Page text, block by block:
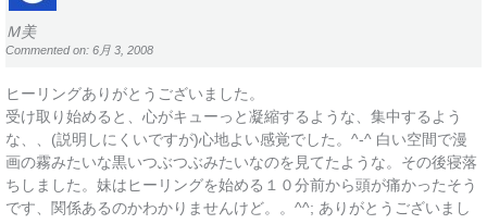
Ｍ美
Commented on: 6月 3, 2008
ヒーリングありがとうございました。
受け取り始めると、心がキューっと凝縮するような、集中するよう
な、、(説明しにくいですが)心地よい感覚でした。^-^ 白い空間で漫
画の霧みたいな黒いつぶつぶみたいなのを見てたような。その後寝落
ちしました。妹はヒーリングを始める１０分前から頭が痛かったそう
です、関係あるのかわかりませんけど。。^^; ありがとうございまし